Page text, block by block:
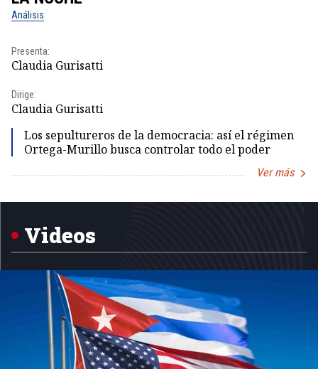
Análisis
Presenta:
Claudia Gurisatti
Dirige:
Claudia Gurisatti
Los sepultureros de la democracia: así el régimen
Ortega-Murillo busca controlar todo el poder
Ver más
1
Videos